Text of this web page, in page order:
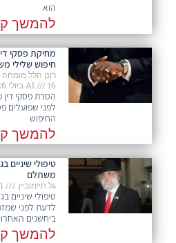
הוא
להמשך
מחיקת פסקי
חיפוש שלילי
רונן הלל מומחה
AI
16 ביולי 2026
לפני שפועלים
החיפוש
להמשך
טיפולי שיניים
משתלם
גל חיימוביץ
לדעת לפני
ביחשנים
להמשך